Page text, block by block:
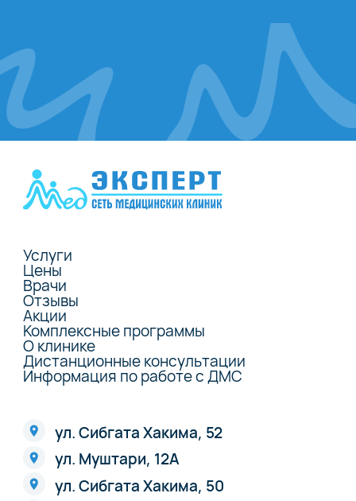
Услуги
Цены
Врачи
Отзывы
Акции
Комплексные программы
О клинике
Дистанционные консультации
Информация по работе с ДМС
ул. Сибгата Хакима, 52
ул. Муштари, 12А
ул. Сибгата Хакима, 50